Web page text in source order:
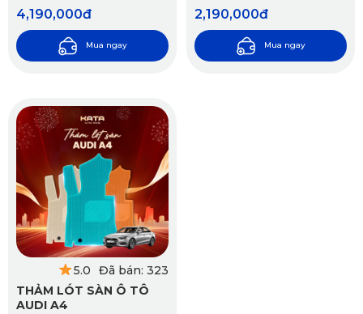
4,190,000đ
Mua ngay
2,190,000đ
Mua ngay
5.0
Đã bán: 323
THẢM LÓT SÀN Ô TÔ
AUDI A4